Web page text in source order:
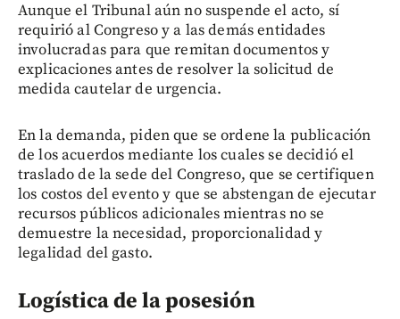
Aunque el Tribunal aún no suspende el acto, sí
requirió al Congreso y a las demás entidades
involucradas para que remitan documentos y
explicaciones antes de resolver la solicitud de
medida cautelar de urgencia.
En la demanda, piden que se ordene la publicación
de los acuerdos mediante los cuales se decidió el
traslado de la sede del Congreso, que se certifiquen
los costos del evento y que se abstengan de ejecutar
recursos públicos adicionales mientras no se
demuestre la necesidad, proporcionalidad y
legalidad del gasto.
Logística de la posesión